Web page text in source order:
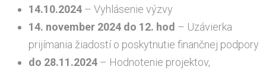
14.10.2024 – Vyhlásenie výzvy
14. november 2024 do 12. hod – Uzávierka
prijímania žiadostí o poskytnutie finančnej podpory
do 28.11.2024 – Hodnotenie projektov,